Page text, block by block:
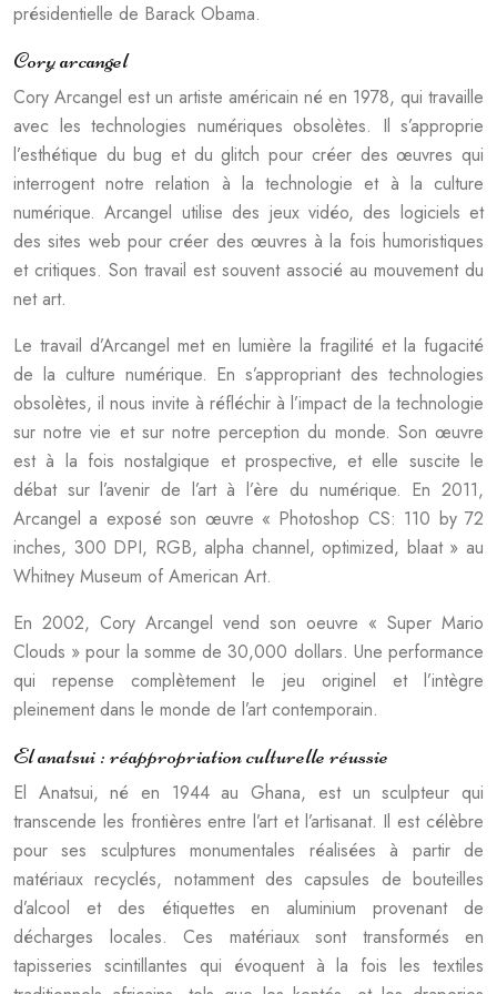
présidentielle de Barack Obama.
Cory arcangel
Cory Arcangel est un artiste américain né en 1978, qui travaille
avec les technologies numériques obsolètes. Il s’approprie
l’esthétique du bug et du glitch pour créer des œuvres qui
interrogent notre relation à la technologie et à la culture
numérique. Arcangel utilise des jeux vidéo, des logiciels et
des sites web pour créer des œuvres à la fois humoristiques
et critiques. Son travail est souvent associé au mouvement du
net art.
Le travail d’Arcangel met en lumière la fragilité et la fugacité
de la culture numérique. En s’appropriant des technologies
obsolètes, il nous invite à réfléchir à l’impact de la technologie
sur notre vie et sur notre perception du monde. Son œuvre
est à la fois nostalgique et prospective, et elle suscite le
débat sur l’avenir de l’art à l’ère du numérique. En 2011,
Arcangel a exposé son œuvre « Photoshop CS: 110 by 72
inches, 300 DPI, RGB, alpha channel, optimized, blaat » au
Whitney Museum of American Art.
En 2002, Cory Arcangel vend son oeuvre « Super Mario
Clouds » pour la somme de 30,000 dollars. Une performance
qui repense complètement le jeu originel et l’intègre
pleinement dans le monde de l’art contemporain.
El anatsui : réappropriation culturelle réussie
El Anatsui, né en 1944 au Ghana, est un sculpteur qui
transcende les frontières entre l’art et l’artisanat. Il est célèbre
pour ses sculptures monumentales réalisées à partir de
matériaux recyclés, notamment des capsules de bouteilles
d’alcool et des étiquettes en aluminium provenant de
décharges locales. Ces matériaux sont transformés en
tapisseries scintillantes qui évoquent à la fois les textiles